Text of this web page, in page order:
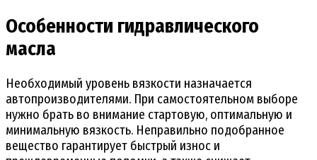
Особенности гидравлического
масла
Необходимый уровень вязкости назначается
автопроизводителями. При самостоятельном выборе
нужно брать во внимание стартовую, оптимальную и
минимальную вязкость. Неправильно подобранное
вещество гарантирует быстрый износ и